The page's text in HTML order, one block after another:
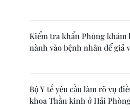
Kiểm tra khẩn Phòng khám
nành vào bệnh nhân để giả
Bộ Y tế yêu cầu làm rõ vụ
khoa Thần kinh ở Hải